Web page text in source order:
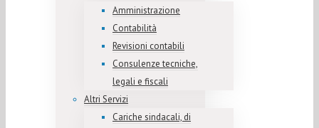
Amministrazione
Contabilità
Revisioni contabili
Consulenze tecniche,
legali e fiscali
Altri Servizi
Cariche sindacali, di